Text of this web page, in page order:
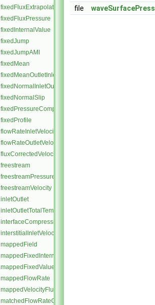
fixedFluxExtrapolatedPressure
fixedFluxPressure
fixedInternalValue
fixedJump
fixedJumpAMI
fixedMean
fixedMeanOutletInlet
fixedNormalInletOutletVelocity
fixedNormalSlip
fixedPressureCompressibleDensity
fixedProfile
flowRateInletVelocity
flowRateOutletVelocity
fluxCorrectedVelocity
freestream
freestreamPressure
freestreamVelocity
inletOutlet
inletOutletTotalTemperature
interfaceCompression
interstitialInletVelocity
mappedField
mappedFixedInternalValue
mappedFixedValue
mappedFlowRate
mappedVelocityFluxFixedValue
matchedFlowRateOutletVelocity
file